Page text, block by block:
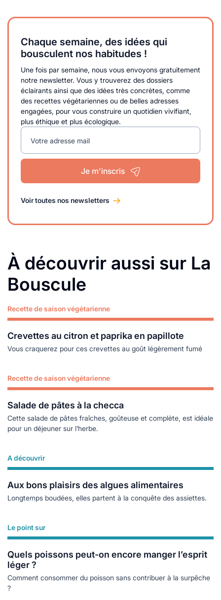
Chaque semaine, des idées qui
bousculent nos habitudes !
Une fois par semaine, nous vous envoyons gratuitement
notre newsletter. Vous y trouverez des dossiers
éclairants ainsi que des idées très concrètes, comme
des recettes végétariennes ou de belles adresses
engagées, pour vous construire un quotidien vivifiant,
plus éthique et plus écologique.
Votre adresse mail
Je m'inscris
Voir toutes nos newsletters
À découvrir aussi sur La
Bouscule
Recette de saison végétarienne
Crevettes au citron et paprika en papillote
Vous craquerez pour ces crevettes au goût légèrement fumé
Lire plus
Recette de saison végétarienne
Salade de pâtes à la checca
Cette salade de pâtes fraîches, goûteuse et complète, est idéale
pour un déjeuner sur l’herbe.
Lire plus
A découvrir
Aux bons plaisirs des algues alimentaires
Longtemps boudées, elles partent à la conquête des assiettes.
Lire plus
Le point sur
Quels poissons peut-on encore manger l’esprit
léger ?
Comment consommer du poisson sans contribuer à la surpêche
?
Lire plus